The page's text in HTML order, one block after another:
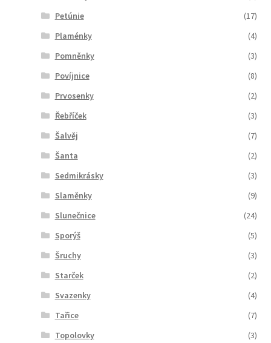
Petúnie
(17)
Plaménky
(4)
Pomněnky
(3)
Povíjnice
(8)
Prvosenky
(2)
Řebříček
(3)
Šalvěj
(7)
Šanta
(2)
Sedmikrásky
(3)
Slaměnky
(9)
Slunečnice
(24)
Sporýš
(5)
Šruchy
(3)
Starček
(2)
Svazenky
(4)
Tařice
(7)
Topolovky
(3)